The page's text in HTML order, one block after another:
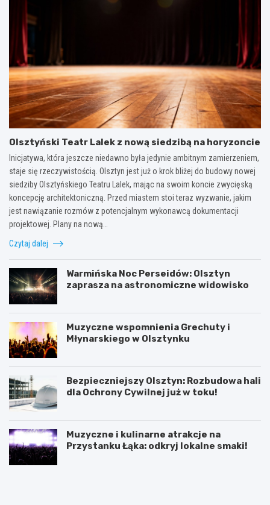
Olsztyński Teatr Lalek z nową siedzibą na horyzoncie
Inicjatywa, która jeszcze niedawno była jedynie ambitnym zamierzeniem,
staje się rzeczywistością. Olsztyn jest już o krok bliżej do budowy nowej
siedziby Olsztyńskiego Teatru Lalek, mając na swoim koncie zwycięską
koncepcję architektoniczną. Przed miastem stoi teraz wyzwanie, jakim
jest nawiązanie rozmów z potencjalnym wykonawcą dokumentacji
projektowej. Plany na nową…
Czytaj dalej
Warmińska Noc Perseidów: Olsztyn
zaprasza na astronomiczne widowisko
Muzyczne wspomnienia Grechuty i
Młynarskiego w Olsztynku
Bezpieczniejszy Olsztyn: Rozbudowa hali
dla Ochrony Cywilnej już w toku!
Muzyczne i kulinarne atrakcje na
Przystanku Łąka: odkryj lokalne smaki!